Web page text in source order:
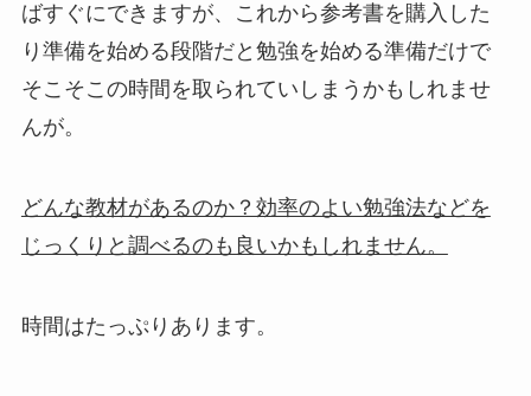
ばすぐにできますが、これから参考書を購入した
り準備を始める段階だと勉強を始める準備だけで
そこそこの時間を取られていしまうかもしれませ
んが。
どんな教材があるのか？効率のよい勉強法などを
じっくりと調べるのも良いかもしれません。
時間はたっぷりあります。